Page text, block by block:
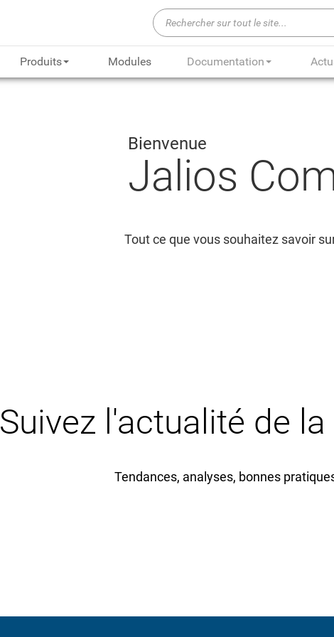
Produits Modules Documentation
Bienvenue
Jalios
Tout ce que vous souhaitez savoir
Suivez l'actualité de
Tendances, analyses, bonnes